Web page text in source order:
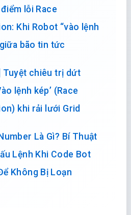
lỗi Race
Khi Robot “vào lệnh
bão tin tức
Tuyệt chiêu trị dứt
lệnh kép’ (Race
khi rải lưới Grid
Là Gì? Bí Thuật
Lệnh Khi Code Bot
Không Bị Loạn